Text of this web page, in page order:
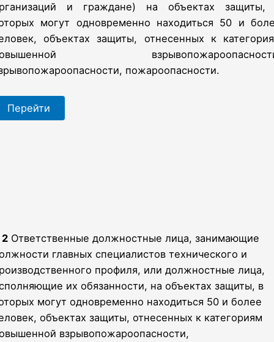
и граждане) на объектах защиты,
могут одновременно находиться 50 и
объектах защиты, отнесенных к
пожароопасности.
Перейти
2 Ответственные должностные лица, занимающие
главных специалистов технического и
профиля, или должностные лица,
их обязанности, на объектах защиты, в
могут одновременно находиться 50 и более
объектах защиты, отнесенных к категориям
взрывопожароопасности,